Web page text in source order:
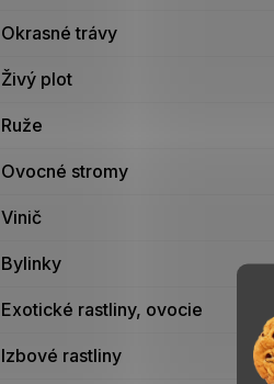
Okrasné trávy
Živý plot
Ruže
Ovocné stromy
Vinič
Bylinky
Exotické rastliny, ovocie
Izbové rastliny